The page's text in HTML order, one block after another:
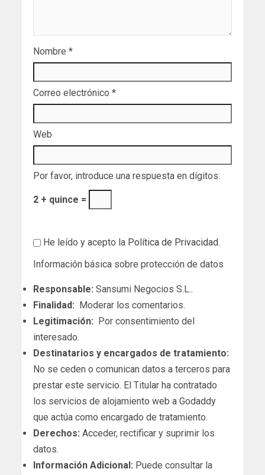
Nombre *
Correo electrónico *
Web
Por favor, introduce una respuesta en dígitos:
2 + quince =
He leído y acepto la Política de Privacidad.
Información básica sobre protección de datos
Responsable: Sansumi Negocios S.L..
Finalidad: Moderar los comentarios.
Legitimación: Por consentimiento del
interesado.
Destinatarios y encargados de tratamiento:
No se ceden o comunican datos a terceros para
prestar este servicio. El Titular ha contratado
los servicios de alojamiento web a Godaddy
que actúa como encargado de tratamiento.
Derechos: Acceder, rectificar y suprimir los
datos.
Información Adicional: Puede consultar la